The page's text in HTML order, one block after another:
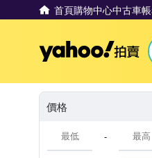
首頁購物中心中古車
價格
-